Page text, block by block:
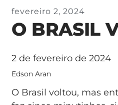
fevereiro 2, 2024
O BRASIL
2 de fevereiro de 2024
Edson Aran
O Brasil voltou, mas